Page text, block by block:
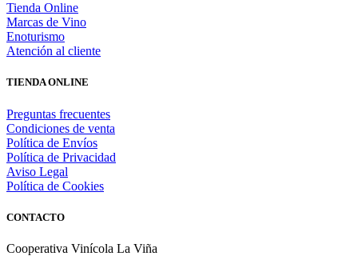
Tienda Online
Marcas de Vino
Enoturismo
Atención al cliente
TIENDA ONLINE
Preguntas frecuentes
Condiciones de venta
Política de Envíos
Política de Privacidad
Aviso Legal
Política de Cookies
CONTACTO
Cooperativa Vinícola La Viña